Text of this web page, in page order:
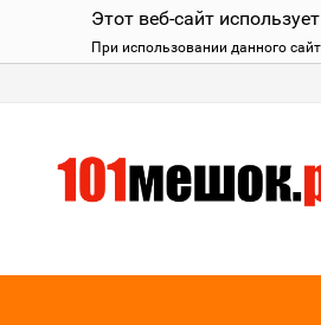
Этот веб-сайт
При использовании данного